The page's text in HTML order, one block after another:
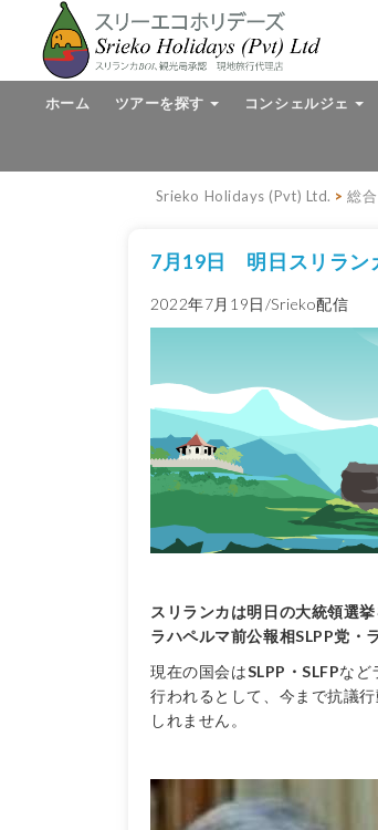
ホーム ツアーを探す コンシェルジェ
Srieko Holidays (Pvt) Ltd. >総
7月19日 明日スリラン
2022年7月19日/Srieko配信
スリランカは明日の大統領選
ラハペルマ前公報相SLPP党・
現在の国会はSLPP・SLFPなど
行われるとして、今まで抗議
しれません。